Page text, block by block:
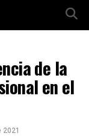
de la
en el
2021